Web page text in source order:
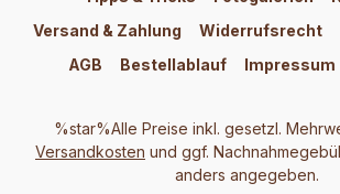
Versand & Zahlung
Widerrufsrecht
AGB
Bestellablauf Impressum
%star%Alle Preise inkl. gesetzl.
Versandkosten und ggf.
anders angegeben.